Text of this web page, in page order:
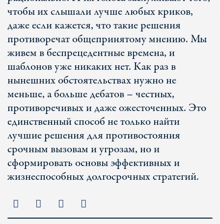
чтобы их слышали лучше любых криков,
даже если кажется, что такие решения
противоречат общепринятому мнению. Мы
живем в беспрецедентные времена, и
шаблонов уже никаких нет. Как раз в
нынешних обстоятельствах нужно не
меньше, а больше дебатов – честных,
противоречивых и даже ожесточенных. Это
единственный способ не только найти
лучшие решения для противостояния
срочным вызовам и угрозам, но и
сформировать основы эффективных и
жизнеспособных долгосрочных стратегий.